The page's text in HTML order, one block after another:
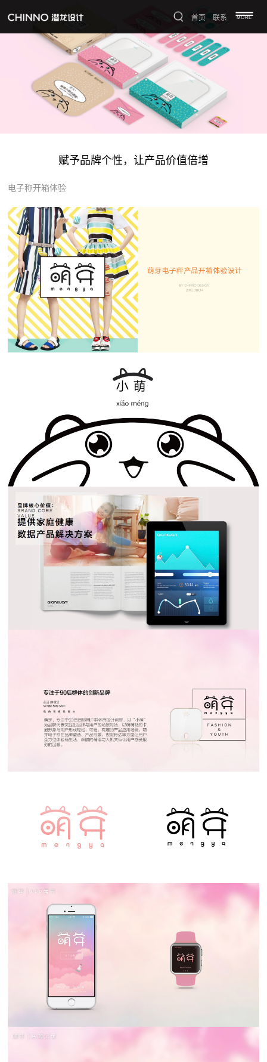
首页 联系 MORE
赋予品牌个性，让产品价值倍增
电子称开箱体验